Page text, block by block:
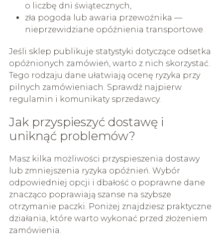
o liczbę dni świątecznych,
zła pogoda lub awaria przewoźnika —
nieprzewidziane opóźnienia transportowe.
Jeśli sklep publikuje statystyki dotyczące odsetka
opóźnionych zamówień, warto z nich skorzystać.
Tego rodzaju dane ułatwiają ocenę ryzyka przy
pilnych zamówieniach. Sprawdź najpierw
regulamin i komunikaty sprzedawcy.
Jak przyspieszyć dostawę i
uniknąć problemów?
Masz kilka możliwości przyspieszenia dostawy
lub zmniejszenia ryzyka opóźnień. Wybór
odpowiedniej opcji i dbałość o poprawne dane
znacząco poprawiają szanse na szybsze
otrzymanie paczki. Poniżej znajdziesz praktyczne
działania, które warto wykonać przed złożeniem
zamówienia.